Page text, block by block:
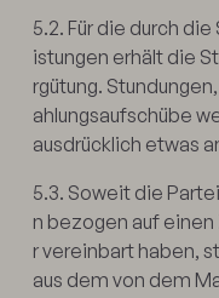
5.2. Für die durch
istungen erhält die
rgütung.
ahlungsaufschübe
ausdrücklich etwas
5.3. Soweit die
n bezogen auf
r vereinbart haben,
aus dem von dem